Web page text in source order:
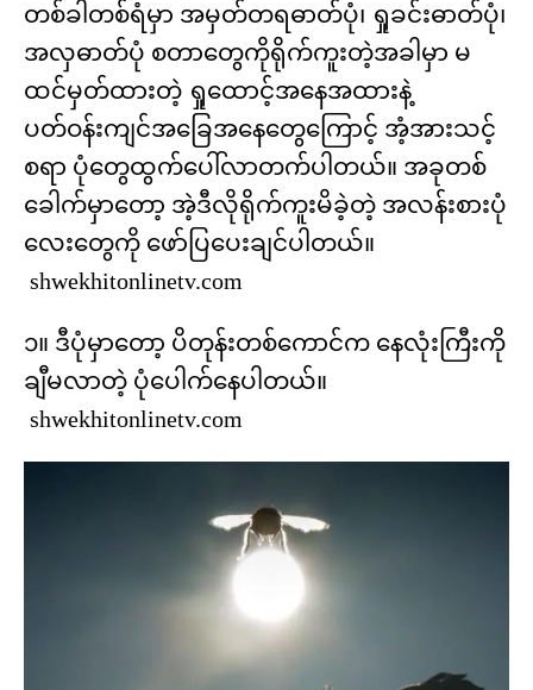
တစ်ခါတစ်ရံမှာ အမှတ်တရဓာတ်ပုံ၊ ရှုခင်းဓာတ်ပုံ၊
အလှဓာတ်ပုံ စတာတွေကိုရိုက်ကူးတဲ့အခါမှာ မ
ထင်မှတ်ထားတဲ့ ရှုထောင့်အနေအထားနဲ့
ပတ်ဝန်းကျင်အခြေအနေတွေကြောင့် အံ့အားသင့်
စရာ ပုံတွေထွက်ပေါ်လာတက်ပါတယ်။ အခုတစ်
ခေါက်မှာတော့ အဲ့ဒီလိုရိုက်ကူးမိခဲ့တဲ့ အလန်းစားပုံ
လေးတွေကို ဖော်ပြပေးချင်ပါတယ်။
shwekhitonlinetv.com
၁။ ဒီပုံမှာတော့ ပိတုန်းတစ်ကောင်က နေလုံးကြီးကို
ချီမလာတဲ့ ပုံပေါက်နေပါတယ်။
shwekhitonlinetv.com